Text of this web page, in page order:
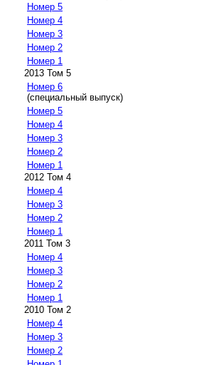
Номер 5
Номер 4
Номер 3
Номер 2
Номер 1
2013 Том 5
Номер 6
(специальный выпуск)
Номер 5
Номер 4
Номер 3
Номер 2
Номер 1
2012 Том 4
Номер 4
Номер 3
Номер 2
Номер 1
2011 Том 3
Номер 4
Номер 3
Номер 2
Номер 1
2010 Том 2
Номер 4
Номер 3
Номер 2